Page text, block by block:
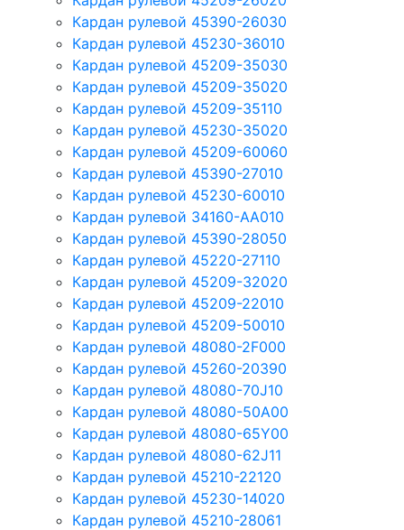
Кардан рулевой 45390-26030
Кардан рулевой 45230-36010
Кардан рулевой 45209-35030
Кардан рулевой 45209-35020
Кардан рулевой 45209-35110
Кардан рулевой 45230-35020
Кардан рулевой 45209-60060
Кардан рулевой 45390-27010
Кардан рулевой 45230-60010
Кардан рулевой 34160-AA010
Кардан рулевой 45390-28050
Кардан рулевой 45220-27110
Кардан рулевой 45209-32020
Кардан рулевой 45209-22010
Кардан рулевой 45209-50010
Кардан рулевой 48080-2F000
Кардан рулевой 45260-20390
Кардан рулевой 48080-70J10
Кардан рулевой 48080-50A00
Кардан рулевой 48080-65Y00
Кардан рулевой 48080-62J11
Кардан рулевой 45210-22120
Кардан рулевой 45230-14020
Кардан рулевой 45210-28061